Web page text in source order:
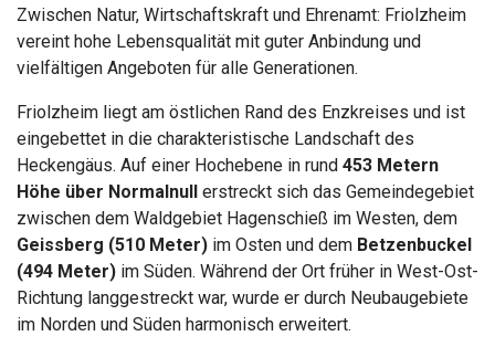
Zwischen Natur, Wirtschaftskraft und Ehrenamt: Friolzheim
vereint hohe Lebensqualität mit guter Anbindung und
vielfältigen Angeboten für alle Generationen.
Friolzheim liegt am östlichen Rand des Enzkreises und ist
eingebettet in die charakteristische Landschaft des
Heckengäus. Auf einer Hochebene in rund 453 Metern
Höhe über Normalnull erstreckt sich das Gemeindegebiet
zwischen dem Waldgebiet Hagenschieß im Westen, dem
Geissberg (510 Meter) im Osten und dem Betzenbuckel
(494 Meter) im Süden. Während der Ort früher in West-Ost-
Richtung langgestreckt war, wurde er durch Neubaugebiete
im Norden und Süden harmonisch erweitert.